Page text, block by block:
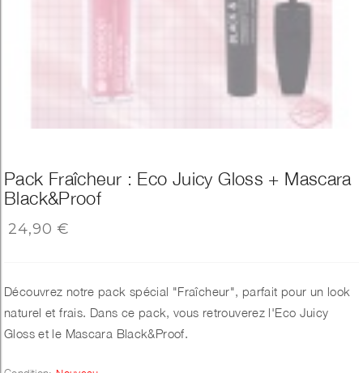
Pack Fraîcheur : Eco Juicy Gloss + Mascara
Black&Proof
24,90 €
Découvrez notre pack spécial "Fraîcheur", parfait pour un look
naturel et frais. Dans ce pack, vous retrouverez l'Eco Juicy
Gloss et le Mascara Black&Proof.